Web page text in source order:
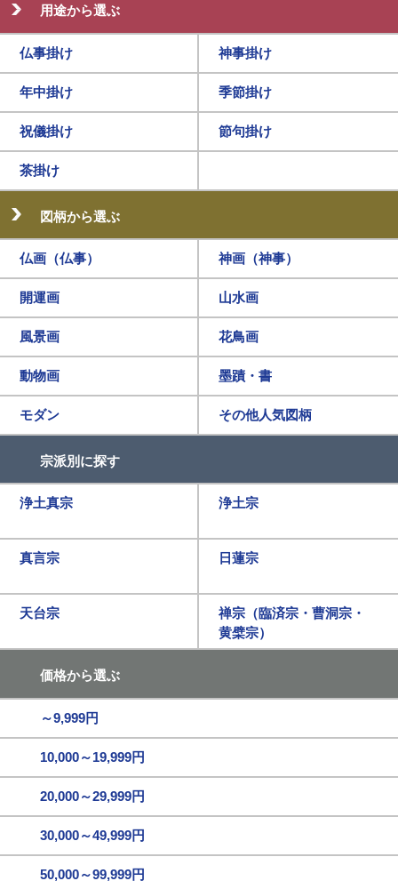
用途から選ぶ
仏事掛け 神事掛け
年中掛け 季節掛け
祝儀掛け 節句掛け
茶掛け
図柄から選ぶ
仏画（仏事） 神画（神事）
開運画 山水画
風景画 花鳥画
動物画 墨蹟・書
モダン その他人気図柄
宗派別に探す
浄土真宗 浄土宗
真言宗 日蓮宗
天台宗
禅宗（臨済宗・曹洞宗・
黄檗宗）
価格から選ぶ
～9,999円
10,000～19,999円
20,000～29,999円
30,000～49,999円
50,000～99,999円